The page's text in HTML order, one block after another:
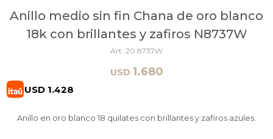
Anillo medio sin fin Chana de oro blanco
18k con brillantes y zafiros N8737W
20.8737W
USD 1.680
USD 1.428
Anillo en oro blanco 18 quilates con brillantes y zafiros azules.